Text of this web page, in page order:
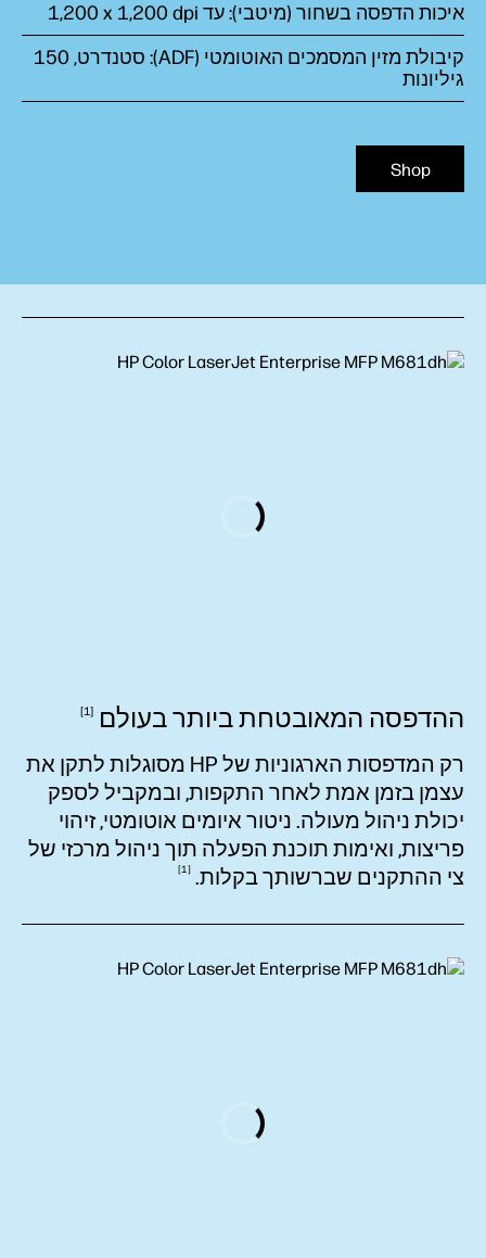
איכות הדפסה בשחור (מיטבי): עד ‎1,200 x 1,200 dpi
קיבולת מזין המסמכים האוטומטי (ADF‏): סטנדרט, 150
גיליונות
Shop
ההדפסה המאובטחת ביותרבעולם 1
רק המדפסות הארגוניות של HP מסוגלות לתקן את
עצמן בזמן אמת לאחר התקפות, ובמקביל לספק
יכולת ניהול מעולה. ניטור איומים אוטומטי, זיהוי
פריצות, ואימות תוכנת הפעלה תוך ניהול מרכזי של
צי ההתקנים שברשותךבקלות. 1